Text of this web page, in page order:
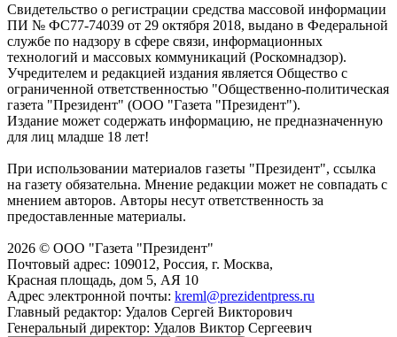
Свидетельство о регистрации средства массовой информации
ПИ № ФС77-74039 от 29 октября 2018, выдано в Федеральной
службе по надзору в сфере связи, информационных
технологий и массовых коммуникаций (Роскомнадзор).
Учредителем и редакцией издания является Общество с
ограниченной ответственностью "Общественно-политическая
газета "Президент" (ООО "Газета "Президент").
Издание может содержать информацию, не предназначенную
для лиц младше 18 лет!
При использовании материалов газеты "Президент", ссылка
на газету обязательна. Мнение редакции может не совпадать с
мнением авторов. Авторы несут ответственность за
предоставленные материалы.
2026 © ООО "Газета "Президент"
Почтовый адрес: 109012, Россия, г. Москва,
Красная площадь, дом 5, АЯ 10
Адрес электронной почты: kreml@prezidentpress.ru
Главный редактор: Удалов Сергей Викторович
Генеральный директор: Удалов Виктор Сергеевич